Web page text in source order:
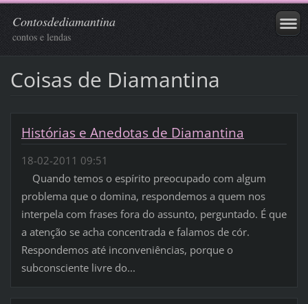
Contosdediamantina
contos e lendas
Coisas de Diamantina
Histórias e Anedotas de Diamantina
18-02-2011 09:51
Quando temos o espírito preocupado com algum
problema que o domina, respondemos a quem nos
interpela com frases fora do assunto, perguntado. É que
a atenção se acha concentrada e falamos de cór.
Respondemos até inconveniências, porque o
subconsciente livre do...